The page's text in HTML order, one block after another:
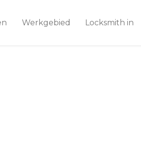
Werkgebied Locksmith in